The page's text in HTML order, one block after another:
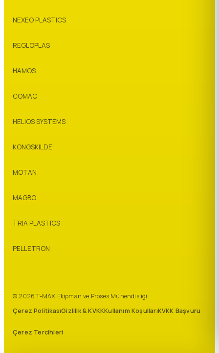
NEXEO PLASTICS
REGLOPLAS
HAMOS
COMAC
HELIOS SYSTEMS
KONGSKILDE
MOTAN
MAGBO
TRIA PLASTICS
PELLETRON
© 2026 T-MAX Ekipman ve Proses Mühendisliği
Çerez PolitikasıGizlilik & KVKKKullanım KoşullarıKVKK Başvuru
Çerez Tercihleri